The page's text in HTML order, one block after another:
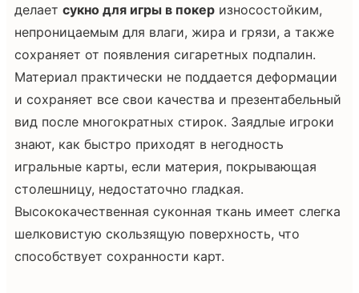
делает сукно для игры в покер износостойким,
непроницаемым для влаги, жира и грязи, а также
сохраняет от появления сигаретных подпалин.
Материал практически не поддается деформации
и сохраняет все свои качества и презентабельный
вид после многократных стирок. Заядлые игроки
знают, как быстро приходят в негодность
игральные карты, если материя, покрывающая
столешницу, недостаточно гладкая.
Высококачественная суконная ткань имеет слегка
шелковистую скользящую поверхность, что
способствует сохранности карт.